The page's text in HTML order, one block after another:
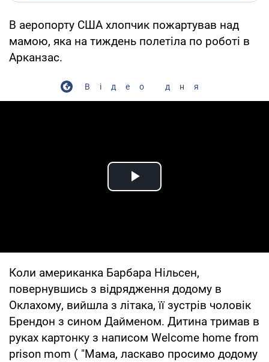
В аеропорту США хлопчик пожартував над
мамою, яка на тиждень полетіла по роботі в
Арканзас.
Відео дня
Play Video
Коли американка Барбара Нільсен,
повернувшись з відрядження додому в
Оклахому, вийшла з літака, її зустрів чоловік
Брендон з сином Дайменом. Дитина тримав в
руках картонку з написом Welcome home from
prison mom ( "Мама, ласкаво просимо додому